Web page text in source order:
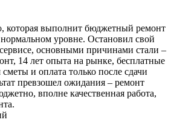
которая выполнит бюджетный ремонт
уровне. Остановил свой
основными причинами стали –
14 лет опыта на рынке, бесплатные
и оплата только после сдачи
превзошел ожидания – ремонт
вполне качественная работа,